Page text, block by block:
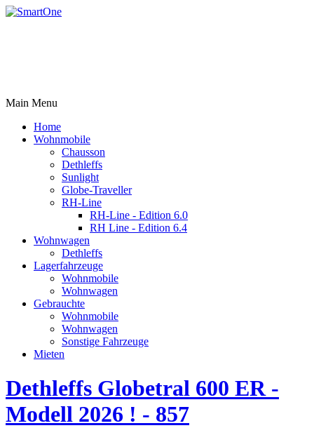
Main Menu
Home
Wohnmobile
Chausson
Dethleffs
Sunlight
Globe-Traveller
RH-Line
RH-Line - Edition 6.0
RH Line - Edition 6.4
Wohnwagen
Dethleffs
Lagerfahrzeuge
Wohnmobile
Wohnwagen
Gebrauchte
Wohnmobile
Wohnwagen
Sonstige Fahrzeuge
Mieten
Dethleffs Globetral 600 ER -
Modell 2026 ! - 857